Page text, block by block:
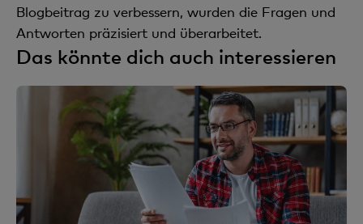
Blogbeitrag zu verbessern, wurden die Fragen und
Antworten präzisiert und überarbeitet.
Das könnte dich auch interessieren